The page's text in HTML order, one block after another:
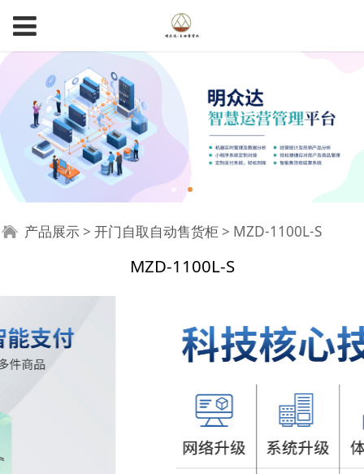
MZD-1100L-S
产品展示 > 开门自取自动售货柜 > MZD-1100L-S
MZD-1100L-S